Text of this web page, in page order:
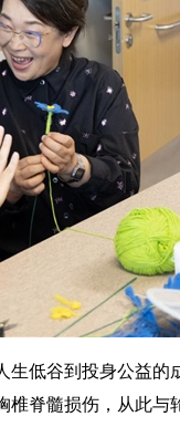
低谷到投身公益的
椎脊髓损伤，从此与